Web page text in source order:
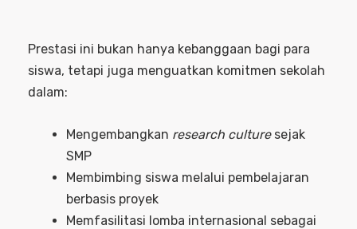
Prestasi ini bukan hanya kebanggaan bagi para
siswa, tetapi juga menguatkan komitmen sekolah
dalam:
Mengembangkan research culturesejak
SMP
Membimbing siswa melalui pembelajaran
berbasis proyek
Memfasilitasi lomba internasional sebagai